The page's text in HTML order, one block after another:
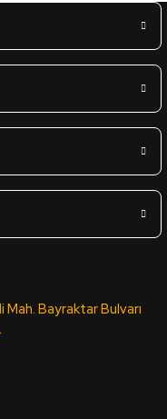
Mah. Bayraktar Bulvarı